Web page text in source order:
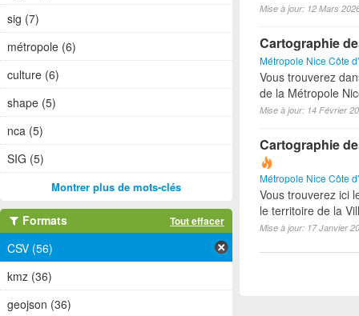
Mise à jour: 12 Mars
Cartographie
Métropole Nice Côte
Vous trouverez
de la Métropole
Mise à jour: 14 Février
Cartographie
Métropole Nice Côte
Vous trouverez ici
le territoire de la
Mise à jour: 17 Janvier
sig (7)
métropole (6)
culture (6)
shape (5)
nca (5)
SIG (5)
Montrer plus de mots-clés
Formats Tout effacer
CSV (56)
kmz (36)
geojson (36)